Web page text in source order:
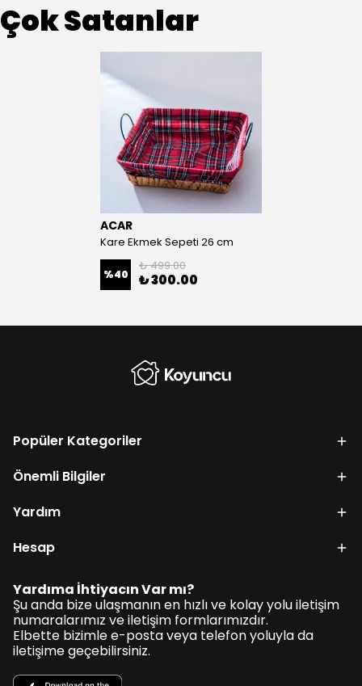
Çok Satanlar
ACAR
Kare Ekmek Sepeti 26 cm
%40
₺ 499.00
₺ 300.00
Popüler Kategoriler
Önemli Bilgiler
Yardım
Hesap
Yardıma İhtiyacın Var mı?
Şu anda bize ulaşmanın en hızlı ve kolay yolu iletişim
numaralarımız ve iletişim formlarımızdır.
Elbette bizimle e-posta veya telefon yoluyla da
iletişime geçebilirsiniz.